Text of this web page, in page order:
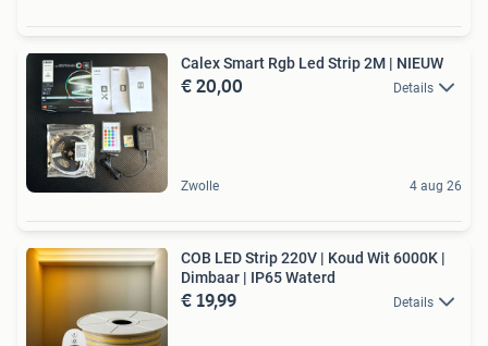
Calex Smart Rgb Led Strip 2M | NIEUW
€ 20,00 Details
Zwolle 4 aug 26
COB LED Strip 220V | Koud Wit 6000K |
Dimbaar | IP65 Waterd
€ 19,99 Details